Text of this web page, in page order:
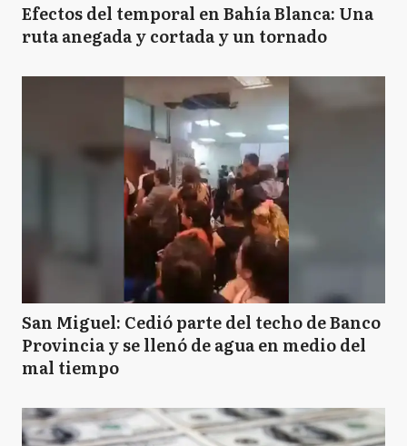
Efectos del temporal en Bahía Blanca: Una
ruta anegada y cortada y un tornado
San Miguel: Cedió parte del techo de Banco
Provincia y se llenó de agua en medio del
mal tiempo